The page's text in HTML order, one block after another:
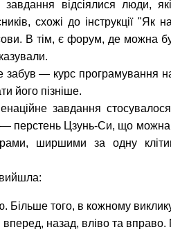
завдання відсіялися люди,
схожі до інструкції
В тім, є форум, де можна
забув — курс програмування
його пізніше.
завдання
перстень Цзунь-Си, що можна
ширшими за одну
Більше того, в кожному
вперед, назад, вліво та